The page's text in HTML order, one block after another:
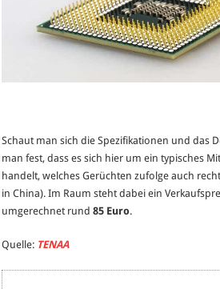
Schaut man sich die Spezifikationen und das
man fest, dass es sich hier um ein typisches
handelt, welches Gerüchten zufolge auch
in China). Im Raum steht dabei ein
umgerechnet rund85 Euro.
Quelle: TENAA